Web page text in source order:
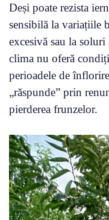
Deși poate rezista
sensibilă la variațiile
excesivă sau la
clima nu oferă
perioadele de
„răspunde” prin
pierderea frunzelor.